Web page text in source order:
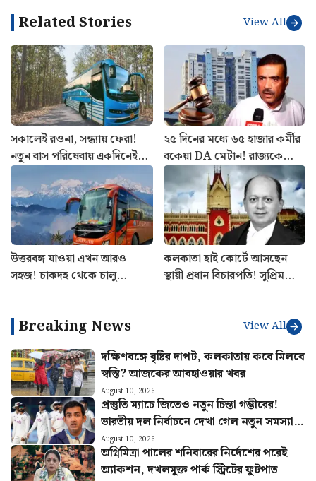
Related Stories View All
সকালেই রওনা, সন্ধ্যায় ফেরা!
নতুন বাস পরিষেবায় একদিনেই
ঘুরুন ঝাড়গ্রাম
২৫ দিনের মধ্যে ৬৫ হাজার কর্মীর
বকেয়া DA মেটান! রাজ্যকে
বিরাট নির্দেশ, কাদের কপাল
খুলল?
উত্তরবঙ্গ যাওয়া এখন আরও
সহজ! চাকদহ থেকে চালু
কলকাতা হাই কোর্টে আসছেন
স্থায়ী প্রধান বিচারপতি! সুপ্রিম
Breaking News View All
দক্ষিণবঙ্গে বৃষ্টির দাপট, কলকাতায় কবে মিলবে
স্বস্তি? আজকের আবহাওয়ার খবর
August 10, 2026
প্রস্তুতি ম্যাচে জিতেও নতুন চিন্তা গম্ভীরের!
ভারতীয় দল নির্বাচনে দেখা গেল নতুন সমস্যা…
August 10, 2026
অগ্নিমিত্রা পালের শনিবারের নির্দেশের পরেই
অ্যাকশন, দখলমুক্ত পার্ক স্ট্রিটের ফুটপাত